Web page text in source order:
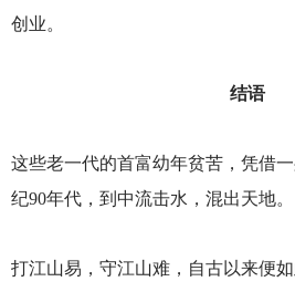
创业。
结语
这些老一代的首富幼年贫苦，凭借
纪90年代，到中流击水，混出天地。
打江山易，守江山难，自古以来便